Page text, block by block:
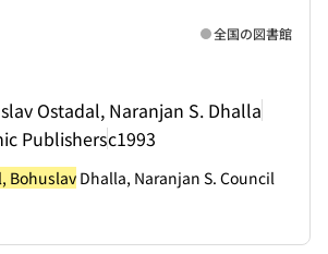
Ostadal, Naranjan S. Dhalla
Publishersc1993
全国の図書館
BohuslavDhalla, Naranjan S. Council